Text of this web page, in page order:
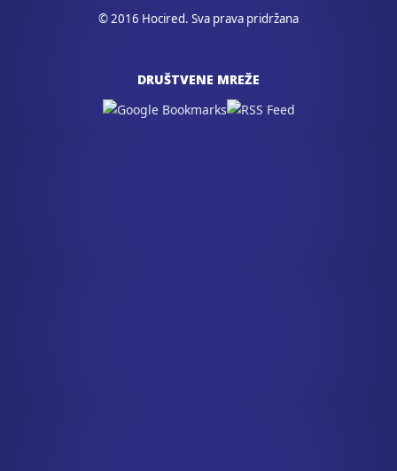
© 2016 Hocired. Sva prava pridržana
DRUŠTVENE MREŽE